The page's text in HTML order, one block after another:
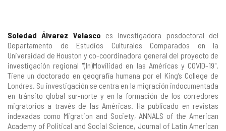
Soledad Álvarez Velasco es investigadora posdoctoral del
Departamento de Estudios Culturales Comparados en la
Universidad de Houston y co-coordinadora general del proyecto de
investigación regional "(In)Movilidad en las Américas y COVID-19".
Tiene un doctorado en geografía humana por el King’s College de
Londres. Su investigación se centra en la migración indocumentada
en tránsito global sur-norte y en la formación de los corredores
migratorios a través de las Américas. Ha publicado en revistas
indexadas como Migration and Society, ANNALS of the American
Academy of Political and Social Science, Journal of Latin American